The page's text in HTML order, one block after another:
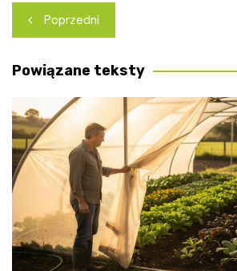
Nawigacja
wpisu
Poprzedni
Powiązane teksty